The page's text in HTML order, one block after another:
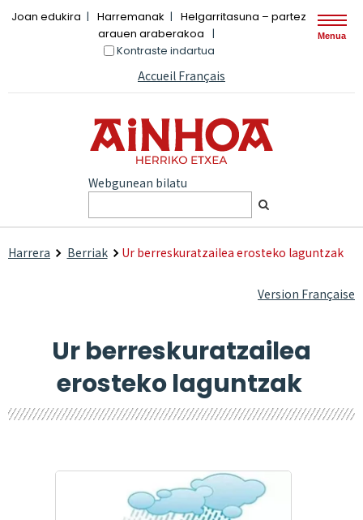
Joan edukira Harremanak
Helgarritasuna – partez
arauen araberakoa
Kontraste indartua
Accueil Français
Webgunean bilatu
Menua
Harrera Berriak Ur berreskuratzailea erosteko laguntzak
Version Française
Ur berreskuratzailea
erosteko laguntzak